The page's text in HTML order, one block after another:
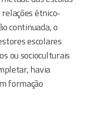
étnico-
continuada, o
escolares
ou socioculturais
havia
formação